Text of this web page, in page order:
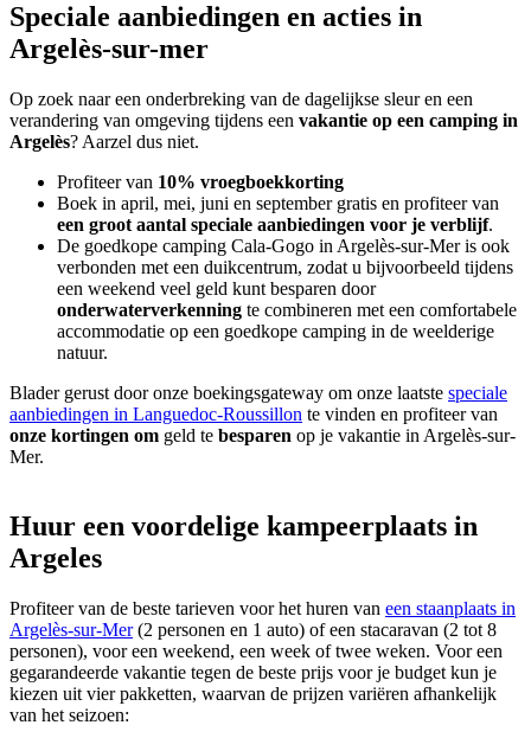
Speciale aanbiedingen en acties in
Argelès-sur-mer
Op zoek naar een onderbreking van de dagelijkse sleur en een
verandering van omgeving tijdens een vakantie op een camping in
Argelès? Aarzel dus niet.
Profiteer van 10% vroegboekkorting
Boek in april, mei, juni en september gratis en profiteer van
een groot aantal speciale aanbiedingen voor je verblijf.
De goedkope camping Cala-Gogo in Argelès-sur-Mer is ook
verbonden met een duikcentrum, zodat u bijvoorbeeld tijdens
een weekend veel geld kunt besparen door
onderwaterverkenning te combineren met een comfortabele
accommodatie op een goedkope camping in de weelderige
natuur.
Blader gerust door onze boekingsgateway om onze laatste speciale
aanbiedingen in Languedoc-Roussillon te vinden en profiteer van
onze kortingen om geld te besparen op je vakantie in Argelès-sur-
Mer.
Huur een voordelige kampeerplaats in
Argeles
Profiteer van de beste tarieven voor het huren van een staanplaats in
Argelès-sur-Mer(2 personen en 1 auto) of een stacaravan (2 tot 8
personen), voor een weekend, een week of twee weken. Voor een
gegarandeerde vakantie tegen de beste prijs voor je budget kun je
kiezen uit vier pakketten, waarvan de prijzen variëren afhankelijk
van het seizoen: